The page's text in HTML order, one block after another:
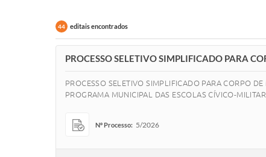
44 editais encontrados
PROCESSO SELETIVO SIMPLIFICADO PARA
PROCESSO SELETIVO SIMPLIFICADO PARA CORPO
PROGRAMA MUNICIPAL DAS ESCOLAS CÍVICO-
Nº Processo: 5/2026